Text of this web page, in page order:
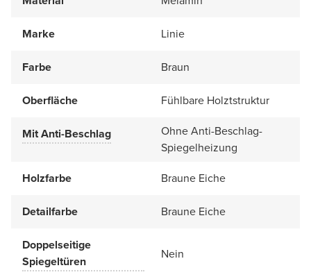
Marke Linie
Farbe Braun
Oberfläche Fühlbare Holztstruktur
Mit Anti-Beschlag
Ohne Anti-Beschlag-
Spiegelheizung
Holzfarbe
Braune Eiche
Detailfarbe Braune Eiche
Doppelseitige
Spiegeltüren
Nein